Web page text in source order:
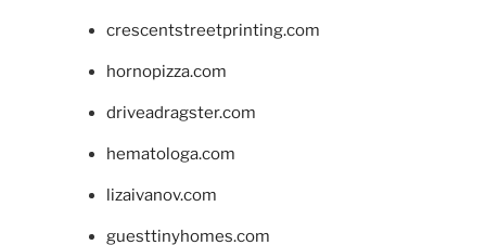
crescentstreetprinting.com
hornopizza.com
driveadragster.com
hematologa.com
lizaivanov.com
guesttinyhomes.com